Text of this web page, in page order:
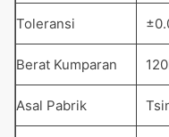
Toleransi
Berat Kumparan
Asal Pabrik